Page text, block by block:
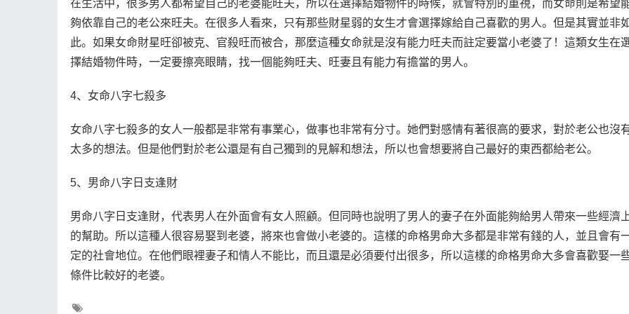
在生活中，很多男人都希望自己的老婆能旺夫，所以在選擇結婚物件的時候，就會特別的重視，而女命則是希望
夠依靠自己的老公來旺夫。在很多人看來，只有那些財星弱的女生才會選擇嫁給自己喜歡的男人。但是其實並非
此。如果女命財星旺卻被克、官殺旺而被合，那麼這種女命就是沒有能力旺夫而註定要當小老婆了！這類女生在
擇結婚物件時，一定要擦亮眼睛，找一個能夠旺夫、旺妻且有能力有擔當的男人。
4、女命八字七殺多
女命八字七殺多的女人一般都是非常有事業心，做事也非常有分寸。她們對感情有著很高的要求，對於老公也沒
太多的想法。但是他們對於老公還是有自己獨到的見解和想法，所以也會想要將自己最好的東西都給老公。
5、男命八字日支逢財
男命八字日支逢財，代表男人在外面會有女人照顧。但同時也說明了男人的妻子在外面能夠給男人帶來一些經濟
的幫助。所以這種人很容易娶到老婆，將來也會做小老婆的。這樣的命格男命大多都是非常有錢的人，並且會有
定的社會地位。在他們眼裡妻子和情人不能比，而且還是必須要付出很多，所以這樣的命格男命大多會喜歡娶一
條件比較好的老婆。